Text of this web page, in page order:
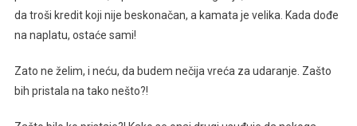
da troši kredit koji nije beskonačan, a kamata je velika. Kada dođe
na naplatu, ostaće sami!
Zato ne želim, i neću, da budem nečija vreća za udaranje. Zašto
bih pristala na tako nešto?!